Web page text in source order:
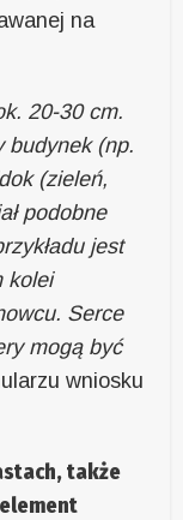
na
20-30 cm.
budynek (np.
(zieleń,
podobne
jest
kolei
Serce
mogą być
wniosku
także